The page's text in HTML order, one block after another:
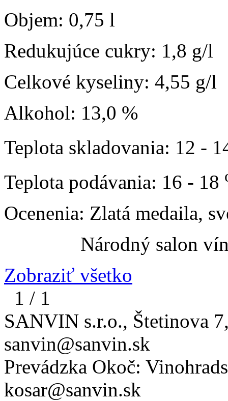
Objem: 0,75 l
Redukujúce cukry: 1,8 g/l
Celkové kyseliny: 4,55 g/l
Alkohol: 13,0 %
Teplota skladovania: 12 -
Teplota podávania: 16 - 18
Ocenenia: Zlatá medaila,
Národný salon vín
Zobraziť všetko
1 / 1
SANVIN s.r.o., Štetinova
sanvin@sanvin.sk
Prevádzka Okoč:
kosar@sanvin.sk